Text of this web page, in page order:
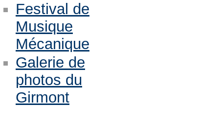
Festival de
Musique
Mécanique
Galerie de
photos du
Girmont